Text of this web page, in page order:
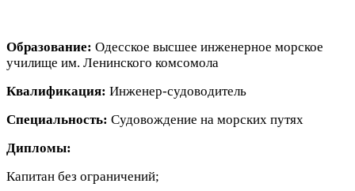
Образование: Одесское высшее инженерное морское
училище им. Ленинского комсомола
Квалификация: Инженер-судоводитель
Специальность: Судовождение на морских путях
Дипломы:
Капитан без ограничений;